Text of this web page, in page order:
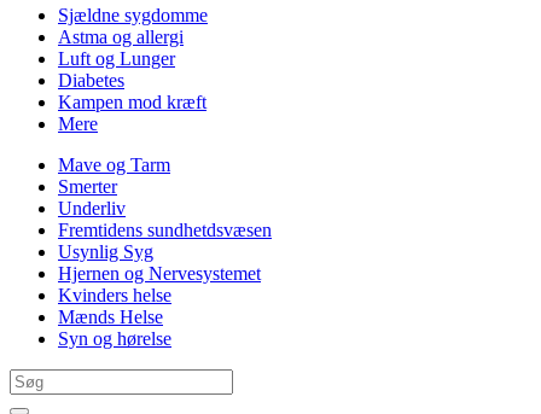
Sjældne sygdomme
Astma og allergi
Luft og Lunger
Diabetes
Kampen mod kræft
Mere
Mave og Tarm
Smerter
Underliv
Fremtidens sundhetdsvæsen
Usynlig Syg
Hjernen og Nervesystemet
Kvinders helse
Mænds Helse
Syn og hørelse